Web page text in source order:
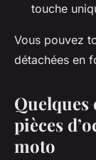
touche
Vous pouvez
détachées en
pièces
moto